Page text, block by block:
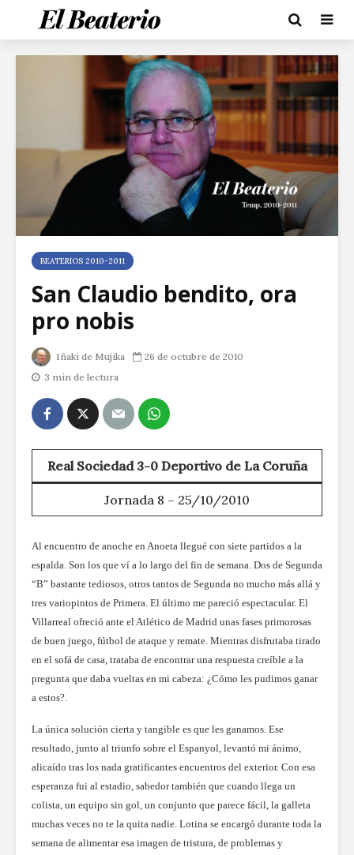
BEATERIOS 2010-2011
San Claudio bendito, ora
pro nobis
Iñaki de Mujika
26 de octubre de 2010
3 min de lectura
Real Sociedad 3-0 Deportivo de La Coruña
Jornada 8 – 25/10/2010
Al encuentro de anoche en Anoeta llegué con siete partidos a la
espalda. Son los que ví a lo largo del fin de semana. Dos de Segunda
“B” bastante tediosos, otros tantos de Segunda no mucho más allá y
tres variopintos de Primera. El último me pareció espectacular. El
Villarreal ofreció ante el Atlético de Madrid unas fases primorosas
de buen juego, fútbol de ataque y remate. Mientras disfrutaba tirado
en el sofá de casa, trataba de encontrar una respuesta creíble a la
pregunta que daba vueltas en mi cabeza: ¿Cómo les pudimos ganar
a estos?.
La única solución cierta y tangible es que les ganamos. Ese
resultado, junto al triunfo sobre el Espanyol, levantó mi ánimo,
alicaído tras los nada gratificantes encuentros del exterior. Con esa
esperanza fui al estadio, sabedor también que cuando llega un
colista, un equipo sin gol, un conjunto que parece fácil, la galleta
muchas veces no te la quita nadie. Lotina se encargó durante toda la
semana de alimentar esa imagen de tristura, de problemas y